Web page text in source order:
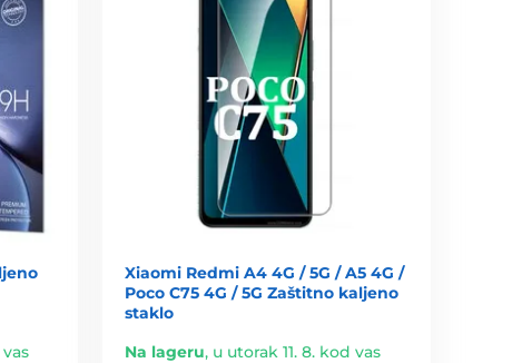
Xiaomi Redmi A4 4G / 5G / A5 4G /
Poco C75 4G / 5G Zaštitno kaljeno
staklo
Na lageru, u utorak 11. 8. kod vas